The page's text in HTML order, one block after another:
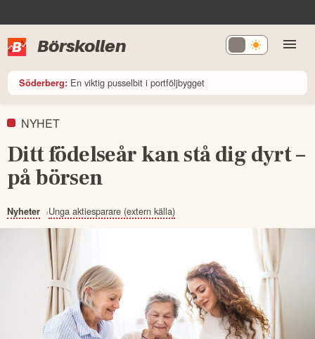
Börskollen
Söderberg: En viktig pusselbit i portföljbygget
NYHET
Ditt födelseår kan stå dig dyrt –
på börsen
Nyheter Unga aktiesparare (extern källa)